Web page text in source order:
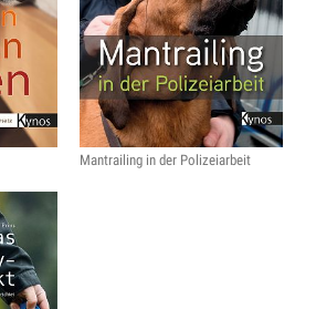
Mantrailing in der Polizeiarbeit